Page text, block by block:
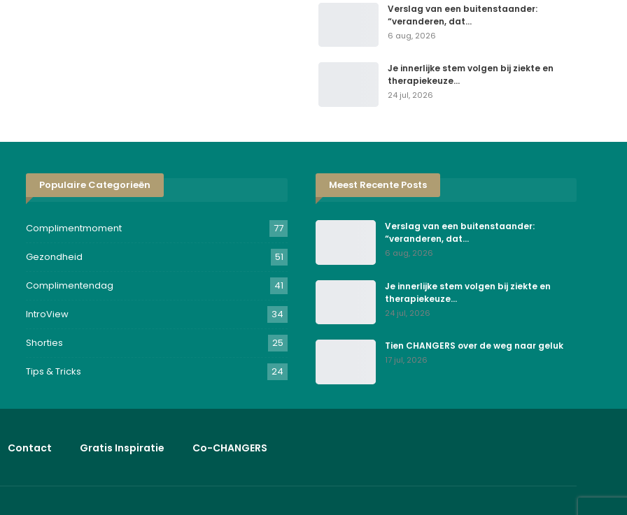
Verslag van een buitenstaander:
“veranderen, dat…
6 aug, 2026
Je innerlijke stem volgen bij ziekte en
therapiekeuze…
24 jul, 2026
Populaire Categorieën
Complimentmoment 77
Gezondheid 51
Complimentendag 41
IntroView 34
Shorties 25
Tips & Tricks 24
Meest Recente Posts
Verslag van een buitenstaander:
“veranderen, dat…
6 aug, 2026
Je innerlijke stem volgen bij ziekte en
therapiekeuze…
24 jul, 2026
Tien CHANGERS over de weg naar geluk
17 jul, 2026
Contact Gratis Inspiratie Co-CHANGERS